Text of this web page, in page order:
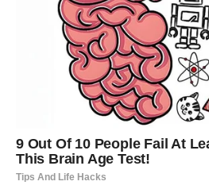
Poruka neba
Srce vam se polako oslobađa
Šta dolazi?
Priznanje koje ste dugo zaslužili